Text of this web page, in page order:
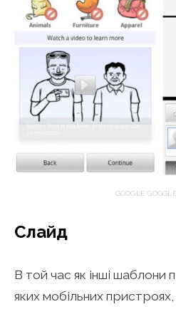
GOOGLE
Слайд
В той час як інші
яких мобільних